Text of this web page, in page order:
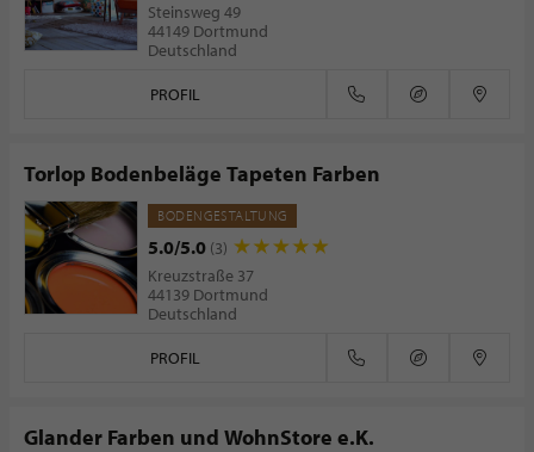
Steinsweg 49
44149 Dortmund
Deutschland
PROFIL
Torlop Bodenbeläge Tapeten Farben
BODENGESTALTUNG
5.0/5.0 (3)
Kreuzstraße 37
44139 Dortmund
Deutschland
PROFIL
Glander Farben und WohnStore e.K.